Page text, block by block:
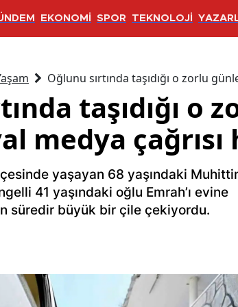
EKONOMİ SPOR TEKNOLOJİ
Oğlunu sırtında taşıdığı o zorlu
taşıdığı o
medya
yaşayan 68 yaşındaki
41 yaşındaki oğlu Emrah’ı evine
süredir büyük bir çile çekiyordu.